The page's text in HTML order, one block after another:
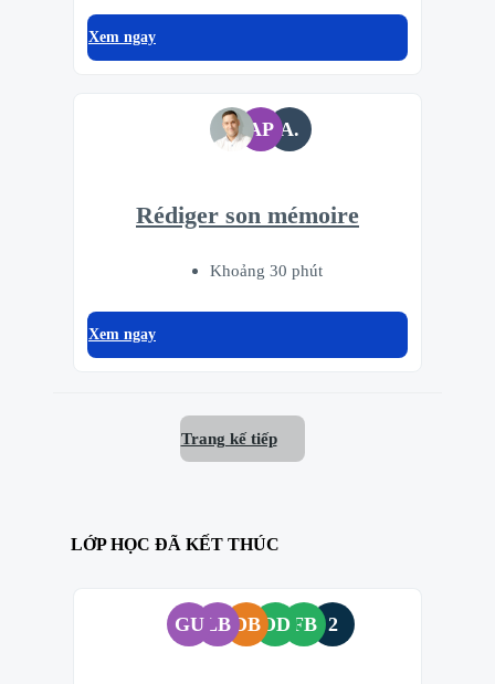
Xem ngay
AP A.
Rédiger son mémoire
Khoảng 30 phút
Xem ngay
Trang kế tiếp
LỚP HỌC ĐÃ KẾT THÚC
GU LB DBOD FB 2